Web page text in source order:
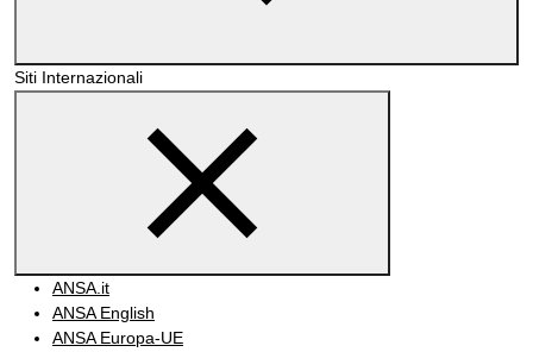
Siti Internazionali
ANSA.it
ANSA English
ANSA Europa-UE